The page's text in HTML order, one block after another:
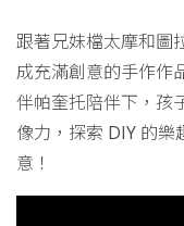
跟著兄妹檔太摩和圖
成充滿創意的手作作
伴帕奎托陪伴下，孩
像力，探索 DIY 的
意！